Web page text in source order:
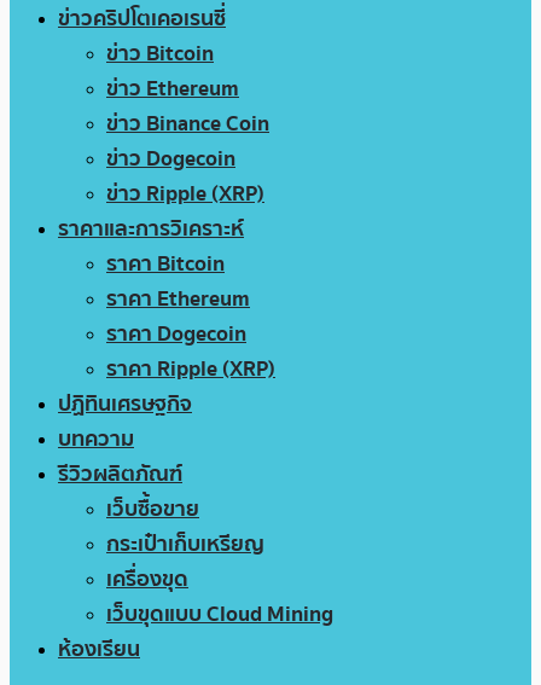
ข่าวคริปโตเคอเรนซี่
ข่าว Bitcoin
ข่าว Ethereum
ข่าว Binance Coin
ข่าว Dogecoin
ข่าว Ripple (XRP)
ราคาและการวิเคราะห์
ราคา Bitcoin
ราคา Ethereum
ราคา Dogecoin
ราคา Ripple (XRP)
ปฏิทินเศรษฐกิจ
บทความ
รีวิวผลิตภัณฑ์
เว็บซื้อขาย
กระเป๋าเก็บเหรียญ
เครื่องขุด
เว็บขุดแบบ Cloud Mining
ห้องเรียน